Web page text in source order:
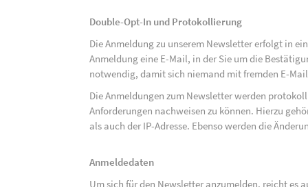
Double-Opt-In und Protokollierung
Die Anmeldung zu unserem Newsletter erfolgt in
Anmeldung eine E-Mail, in der Sie um die
notwendig, damit sich niemand mit fremden E-
Die Anmeldungen zum Newsletter werden
Anforderungen nachweisen zu können. Hierzu
als auch der IP-Adresse. Ebenso werden die
Anmeldedaten
Um sich für den Newsletter anzumelden, reicht es